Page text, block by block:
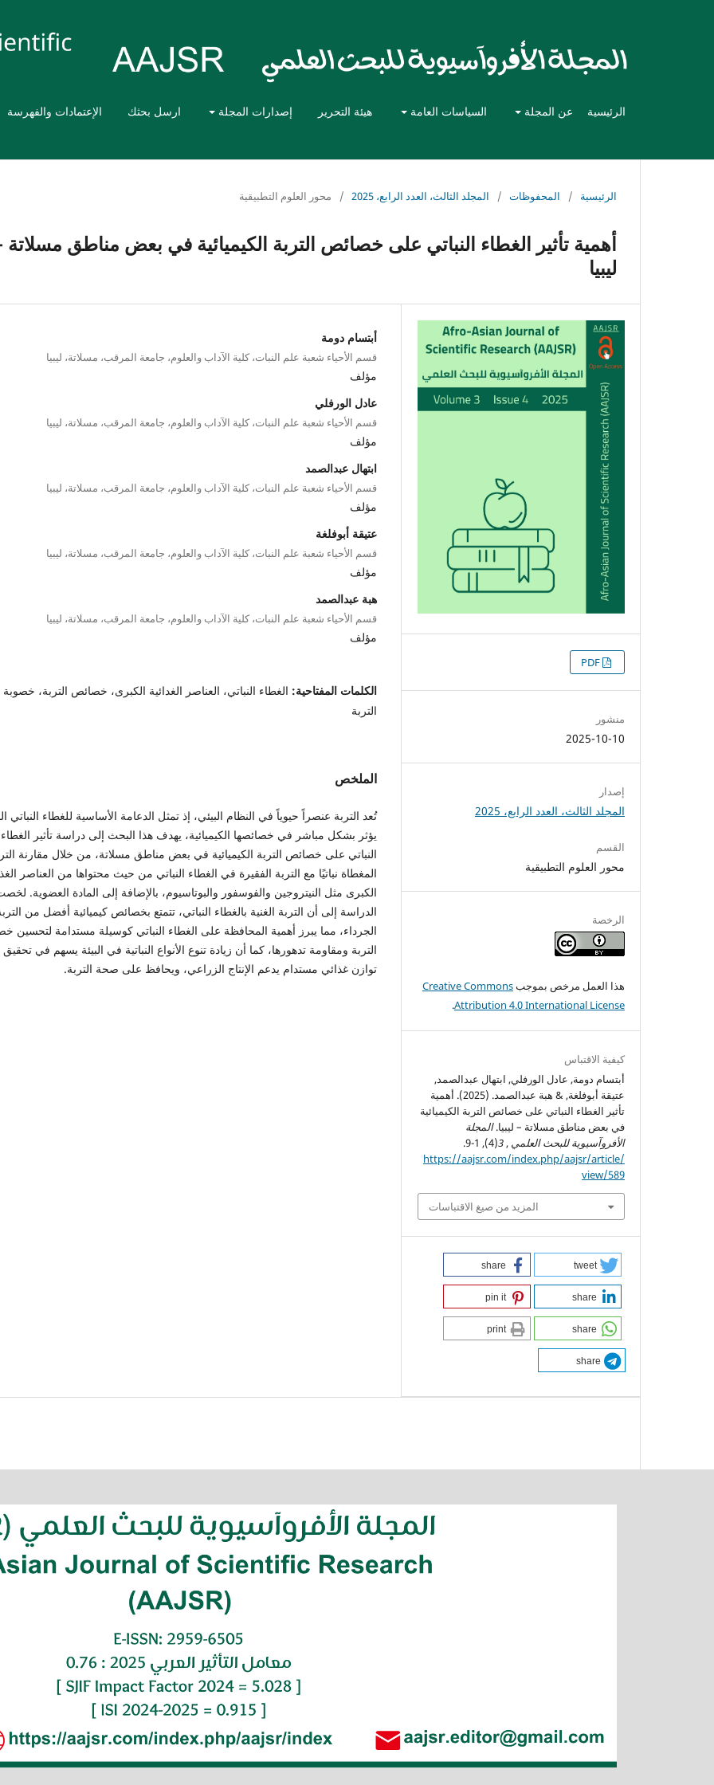
الرئيسية عن المجلة السياسات العامة هيئة التحرير إصدارات المجلة ارسل بحثك الإعتمادات والفهرسة
الرئيسية / المحفوظات / المجلد الثالث، العدد الرابع، 2025 / محور العلوم التطبيقية
أهمية تأثير الغطاء النباتي على خصائص التربة الكيميائية في بعض مناطق مسلاتة
ليبيا
أبتسام دومة
قسم الأحياء شعبة علم النبات، كلية الآداب والعلوم، جامعة المرقب، مسلاتة، ليبيا
مؤلف
عادل الورفلي
قسم الأحياء شعبة علم النبات، كلية الآداب والعلوم، جامعة المرقب، مسلاتة، ليبيا
مؤلف
ابتهال عبدالصمد
قسم الأحياء شعبة علم النبات، كلية الآداب والعلوم، جامعة المرقب، مسلاتة، ليبيا
مؤلف
عتيقة أبوفلغة
قسم الأحياء شعبة علم النبات، كلية الآداب والعلوم، جامعة المرقب، مسلاتة، ليبيا
مؤلف
هبة عبدالصمد
قسم الأحياء شعبة علم النبات، كلية الآداب والعلوم، جامعة المرقب، مسلاتة، ليبيا
مؤلف
الكلمات المفتاحية: الغطاء النباتي، العناصر الغدائية الكبرى، خصائص التربة، خصوبة
التربة
الملخص
تُعد التربة عنصراً حيوياً في النظام البيئي، إذ تمثل الدعامة الأساسية للغطاء النباتي
يؤثر بشكل مباشر في خصائصها الكيميائية، يهدف هذا البحث إلى دراسة تأثير الغطاء
النباتي على خصائص التربة الكيميائية في بعض مناطق مسلاتة، من خلال مقارنة
المغطاة نباتيًا مع التربة الفقيرة في الغطاء النباتي من حيث محتواها من العناصر
الكبرى مثل النيتروجين والفوسفور والبوتاسيوم، بالإضافة إلى المادة العضوية.
الدراسة إلى أن التربة الغنية بالغطاء النباتي، تتمتع بخصائص كيميائية أفضل من
الجرداء، مما يبرز أهمية المحافظة على الغطاء النباتي كوسيلة مستدامة لتحسين
التربة ومقاومة تدهورها، كما أن زيادة تنوع الأنواع النباتية في البيئة يسهم في تحقيق
توازن غذائي مستدام يدعم الإنتاج الزراعي، ويحافظ على صحة التربة.
التنزيلات
PDF
منشور
2025-10-10
إصدار
المجلد الثالث، العدد الرابع، 2025
القسم
محور العلوم التطبيقية
الرخصة
هذا العمل مرخص بموجبCreative Commons
Attribution 4.0 International License
.
كيفية الاقتباس
أبتسام دومة, عادل الورفلي, ابتهال عبدالصمد,
عتيقة أبوفلغة, & هبة عبدالصمد. (2025). أهمية
تأثير الغطاء النباتي على خصائص التربة الكيميائية
في بعض مناطق مسلاتة – ليبيا.المجلة
الأفروآسيوية للبحث العلمي,
3
(4), 1-9.
https://aajsr.com/index.php/aajsr/article/
view/589
المزيد من صيغ الاقتباسات
tweet
share
share
pin it
share
print
share